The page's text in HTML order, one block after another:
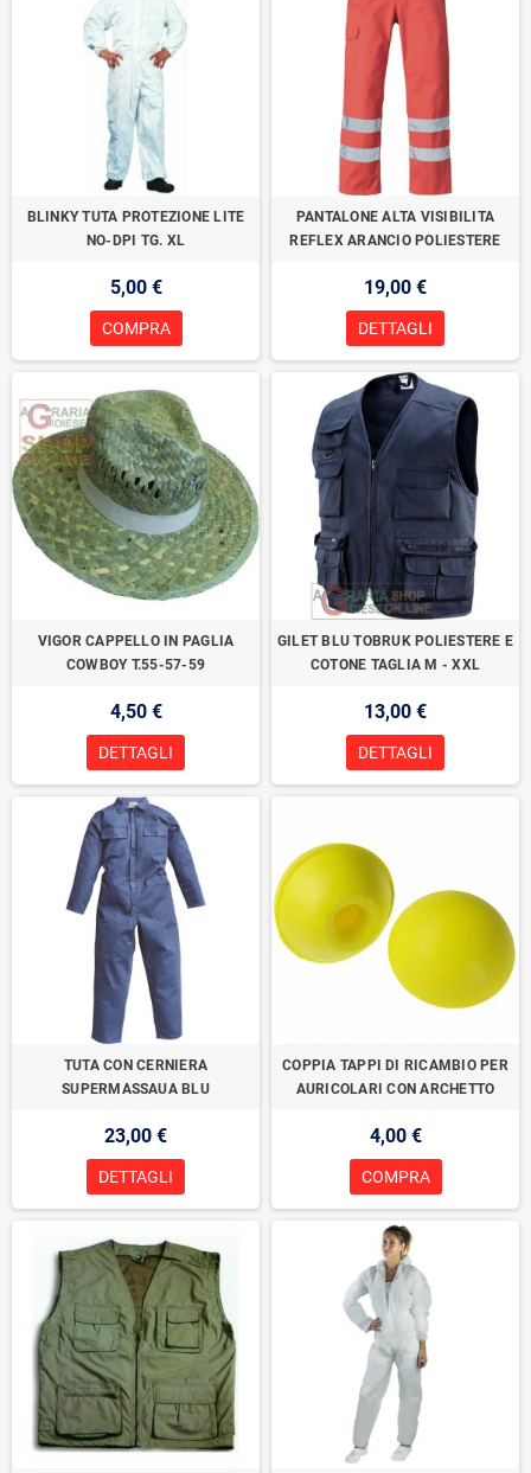
BLINKY TUTA PROTEZIONE LITE
NO-DPI TG. XL
5,00 €
COMPRA
PANTALONE ALTA VISIBILITA
REFLEX ARANCIO POLIESTERE
19,00 €
DETTAGLI
VIGOR CAPPELLO IN PAGLIA
COWBOY T.55-57-59
4,50 €
DETTAGLI
GILET BLU TOBRUK POLIESTERE E
COTONE TAGLIA M - XXL
13,00 €
DETTAGLI
TUTA CON CERNIERA
SUPERMASSAUA BLU
23,00 €
DETTAGLI
COPPIA TAPPI DI RICAMBIO PER
AURICOLARI CON ARCHETTO
4,00 €
COMPRA